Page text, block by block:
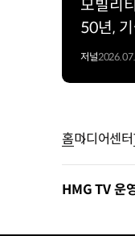
모빌리
50년,
저널
홈미디어센터
HMG TV 운